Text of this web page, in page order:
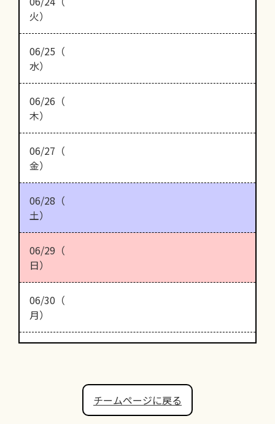
火）
06/25（
水）
06/26（
木）
06/27（
金）
06/28（
土）
06/29（
日）
06/30（
月）
チームページに戻る